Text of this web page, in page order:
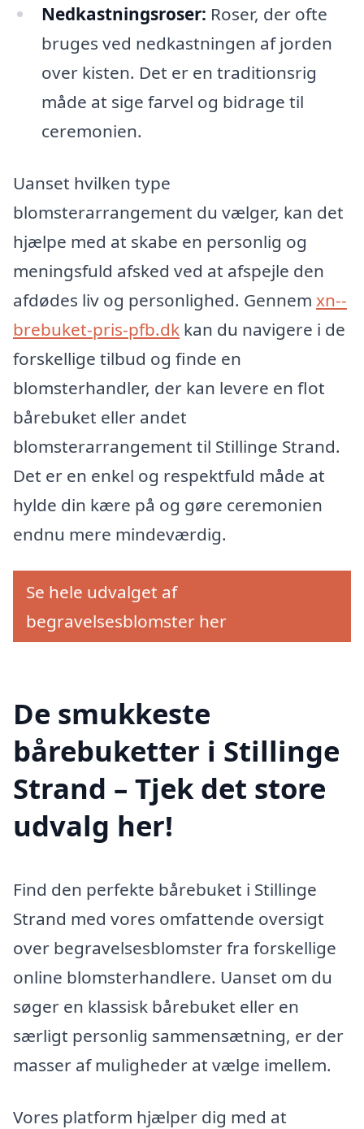
Nedkastningsroser: Roser, der ofte
bruges ved nedkastningen af jorden
over kisten. Det er en traditionsrig
måde at sige farvel og bidrage til
ceremonien.
Uanset hvilken type
blomsterarrangement du vælger, kan det
hjælpe med at skabe en personlig og
meningsfuld afsked ved at afspejle den
afdødes liv og personlighed. Gennem xn--
brebuket-pris-pfb.dk kan du navigere i de
forskellige tilbud og finde en
blomsterhandler, der kan levere en flot
bårebuket eller andet
blomsterarrangement til Stillinge Strand.
Det er en enkel og respektfuld måde at
hylde din kære på og gøre ceremonien
endnu mere mindeværdig.
Se hele udvalget af
begravelsesblomster her
De smukkeste
bårebuketter i Stillinge
Strand – Tjek det store
udvalg her!
Find den perfekte bårebuket i Stillinge
Strand med vores omfattende oversigt
over begravelsesblomster fra forskellige
online blomsterhandlere. Uanset om du
søger en klassisk bårebuket eller en
særligt personlig sammensætning, er der
masser af muligheder at vælge imellem.
Vores platform hjælper dig med at